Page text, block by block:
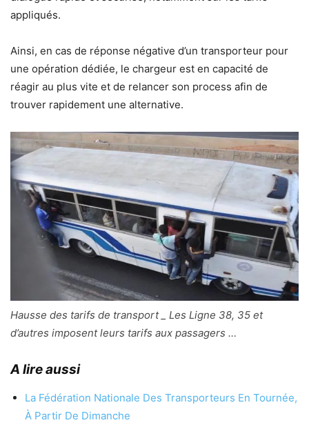
appliqués.
Ainsi, en cas de réponse négative d’un transporteur pour
une opération dédiée, le chargeur est en capacité de
réagir au plus vite et de relancer son process afin de
trouver rapidement une alternative.
Hausse des tarifs de transport _ Les Ligne 38, 35 et
d’autres imposent leurs tarifs aux passagers …
A lire aussi
La Fédération Nationale Des Transporteurs En Tournée,
À Partir De Dimanche